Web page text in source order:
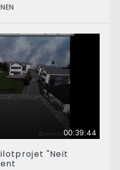
00:39:44
"Neit